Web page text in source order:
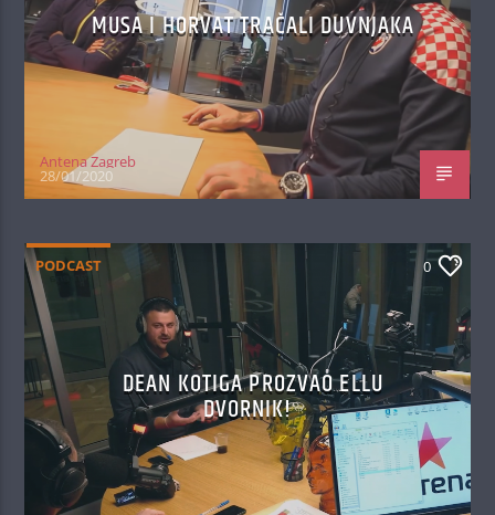
MUSA I HORVAT TRAČALI DUVNJAKA
Antena Zagreb
28/01/2020
PODCAST 0
DEAN KOTIGA PROZVAO ELLU
DVORNIK!